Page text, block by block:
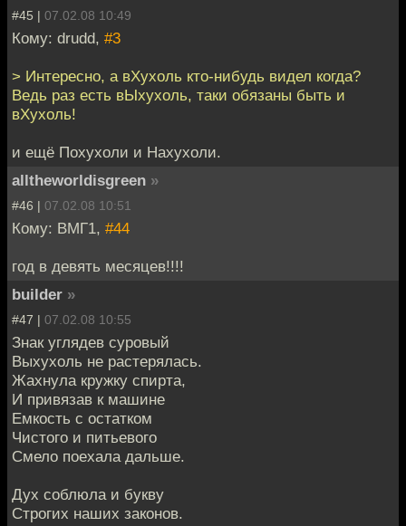
#45 | 07.02.08 10:49
Кому: drudd, #3
> Интересно, а вХухоль кто-нибудь видел когда?
Ведь раз есть вЫхухоль, таки обязаны быть и
вХухоль!
и ещё Похухоли и Нахухоли.
alltheworldisgreen »
#46 | 07.02.08 10:51
Кому: ВМГ1, #44
год в девять месяцев!!!!
builder »
#47 | 07.02.08 10:55
Знак углядев суровый
Выхухоль не растерялась.
Жахнула кружку спирта,
И привязав к машине
Емкость с остатком
Чистого и питьевого
Смело поехала дальше.
Дух соблюла и букву
Строгих наших законов.